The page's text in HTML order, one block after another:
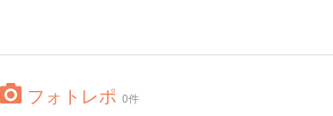
フォトレポ 0件